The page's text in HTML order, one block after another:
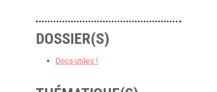
DOSSIER(S)
Docs utiles !